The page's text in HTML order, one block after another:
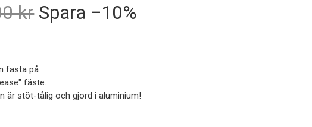
kr Spara −10%
fästa på
fäste.
är stöt-tålig och gjord i aluminium!